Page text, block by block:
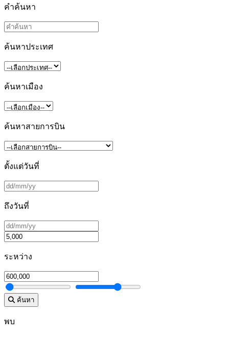
คำค้นหา
ค้นหาประเทศ
ค้นหาเมือง
ค้นหาสายการบิน
ตั้งแต่วันที่
ถึงวันที่
ระหว่าง
ค้นหา
พบ